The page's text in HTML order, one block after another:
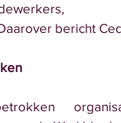
bericht